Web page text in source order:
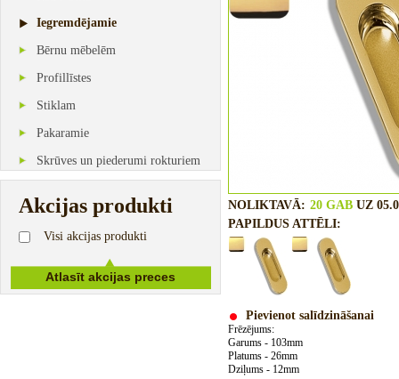
Iegremdējamie
Bērnu mēbelēm
Profillīstes
Stiklam
Pakaramie
Skrūves un piederumi rokturiem
Akcijas produkti
Visi akcijas produkti
NOLIKTAVĀ: 20 GAB UZ
PAPILDUS ATTĒLI:
Pievienot salīdzināšanai
Frēzējums:
Garums - 103mm
Platums - 26mm
Dziļums - 12mm